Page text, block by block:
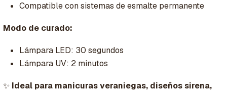
Compatible con sistemas de esmalte permanente
Modo de curado:
Lámpara LED: 30 segundos
Lámpara UV: 2 minutos
✨ Ideal para manicuras veraniegas, diseños sirena,